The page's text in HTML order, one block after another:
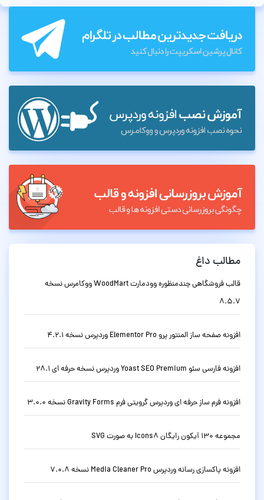
مطالب داغ
قالب فروشگاهی چندمنظوره وودمارت WoodMart ووکامرس نسخه
8.5.7
افزونه صفحه ساز المنتور پرو Elementor Pro وردپرس نسخه 4.2.1
افزونه فارسی سئو Yoast SEO Premium وردپرس نسخه حرفه ای 28.1
افزونه فرم ساز حرفه ای وردپرس گرویتی فرم Gravity Forms نسخه 3.0.0
مجموعه 130 آیکون رایگان Icons8 به صورت SVG
افزونه پاکسازی رسانه وردپرس Media Cleaner Pro نسخه 7.0.8